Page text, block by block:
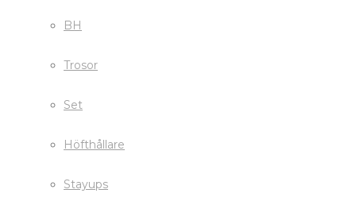
BH
Trosor
Set
Höfthållare
Stayups